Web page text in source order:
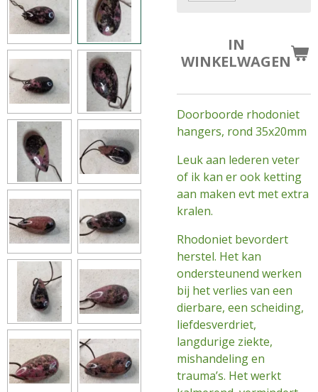
IN
WINKELWAGEN
Doorboorde rhodoniet
hangers, rond 35x20mm
Leuk aan lederen veter
of ik kan er ook ketting
aan maken evt met extra
kralen.
Rhodoniet bevordert
herstel. Het kan
ondersteunend werken
bij het verlies van een
dierbare, een scheiding,
liefdesverdriet,
langdurige ziekte,
mishandeling en
trauma’s. Het werkt